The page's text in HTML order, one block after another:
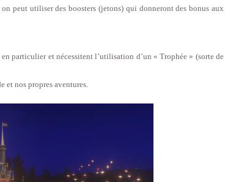
peut utiliser des boosters (jetons) qui donneront des bonus aux
particulier et nécessitent l’utilisation d’un « Trophée » (sorte de
et nos propres aventures.